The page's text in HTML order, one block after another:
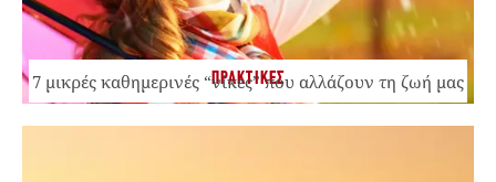
ΠΡΑΚΤΙΚΕΣ
7 μικρές καθημερινές “νίκες” που αλλάζουν τη ζωή μας